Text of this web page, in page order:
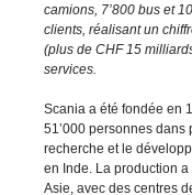
camions, 7’800 bus et
clients, réalisant un
(plus de CHF 15
services.
Scania a été fondée en
51’000 personnes
recherche et le
en Inde. La production
Asie, avec des centres